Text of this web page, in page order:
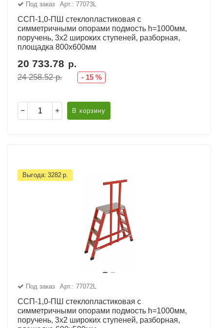
Под заказ Арт.: 77073L
ССП-1,0-ПШ стеклопластиковая с
симметричными опорами подмость h=1000мм,
поручень, 3х2 широких ступеней, разборная,
площадка 800х600мм
20 733.78 р.
24 258.52р. - 15 %
В корзину
Выгода: 3282 р.
Под заказ Арт.: 77072L
ССП-1,0-ПШ стеклопластиковая с
симметричными опорами подмость h=1000мм,
поручень, 3х2 широких ступеней, разборная,